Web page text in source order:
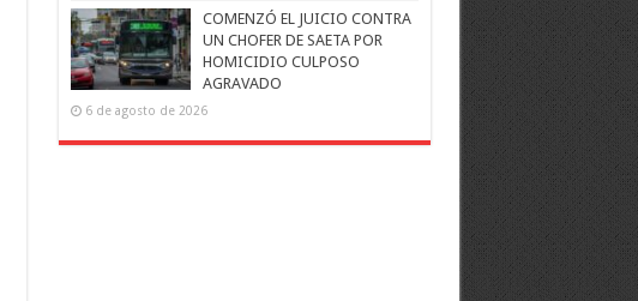
COMENZÓ EL JUICIO CONTRA
UN CHOFER DE SAETA POR
HOMICIDIO CULPOSO
AGRAVADO
6 de agosto de 2026